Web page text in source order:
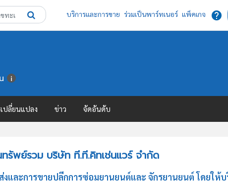
บริการและการขาย ร่วมเป็นพาร์ทเนอร์ แพ็คเกจ
ปลี่ยนแปลง ข่าว จัดอันดับ
ทรัพย์รวม บริษัท ที.ที.คิทเช่นแวร์ จำกัด
ละการขายปลีกการซ่อมยานยนต์และ จักรยานยนต์ โดยให้บ